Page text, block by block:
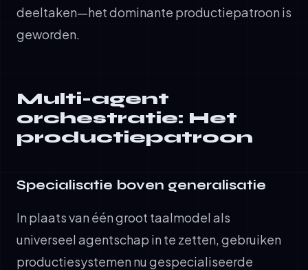
deeltaken—het dominante productiepatroon is
geworden.
Multi-agent
orchestratie: Het
productiepatroon
Specialisatie boven generalisatie
In plaats van één groot taalmodel als
universeel agentschap in te zetten, gebruiken
productiesystemen nu gespecialiseerde